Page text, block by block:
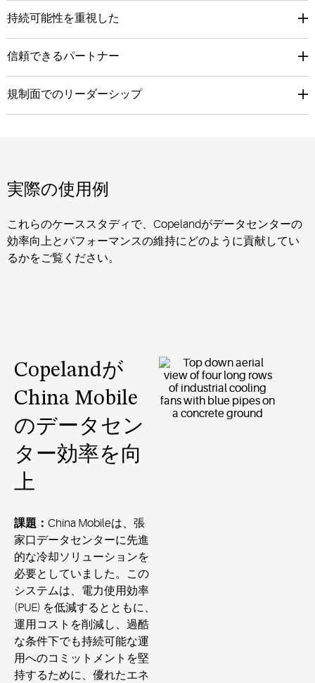
持続可能性を重視した
信頼できるパートナー
規制面でのリーダーシップ
実際の使用例
これらのケーススタディで、Copelandがデータセンターの
効率向上とパフォーマンスの維持にどのように貢献してい
るかをご覧ください。
Copelandが
China Mobile
のデータセン
ター効率を向
上
課題： China Mobileは、張
家口データセンターに先進
的な冷却ソリューションを
必要としていました。この
システムは、電力使用効率
(PUE) を低減するとともに、
運用コストを削減し、過酷
な条件下でも持続可能な運
用へのコミットメントを堅
持するために、優れたエネ